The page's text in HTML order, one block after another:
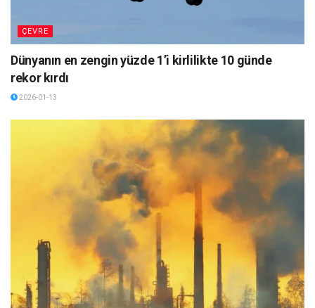
ÇEVRE
Dünyanın en zengin yüzde 1’i kirlilikte 10 günde
rekor kırdı
2026-01-13